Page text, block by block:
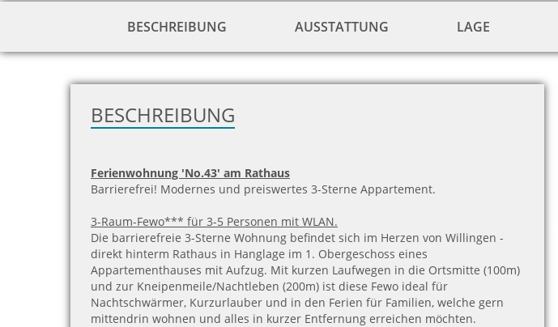
BESCHREIBUNG AUSSTATTUNG LAGE
BESCHREIBUNG
Ferienwohnung 'No.43' am Rathaus
Barrierefrei! Modernes und preiswertes 3-Sterne Appartement.
3-Raum-Fewo*** für 3-5 Personen mit WLAN.
Die barrierefreie 3-Sterne Wohnung befindet sich im Herzen von Willingen -
direkt hinterm Rathaus in Hanglage im 1. Obergeschoss eines
Appartementhauses mit Aufzug. Mit kurzen Laufwegen in die Ortsmitte (100m)
und zur Kneipenmeile/Nachtleben (200m) ist diese Fewo ideal für
Nachtschwärmer, Kurzurlauber und in den Ferien für Familien, welche gern
mittendrin wohnen und alles in kurzer Entfernung erreichen möchten.